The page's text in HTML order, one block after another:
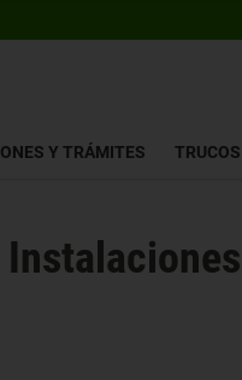
Y TRÁMITES